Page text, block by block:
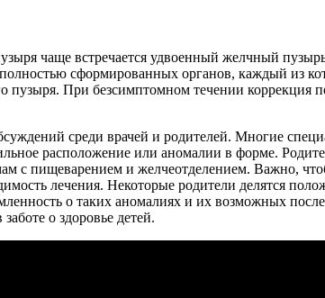
чаще встречается удвоенный желчный
сформированных органов, каждый из
При безсимптомном течении коррекция
среди врачей и родителей. Многие
расположение или аномалии в форме.
с пищеварением и желчеотделением. Важно,
лечения. Некоторые родители делятся
о таких аномалиях и их возможных
о здоровье детей.